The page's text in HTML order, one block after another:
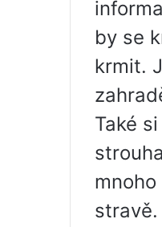
by se
krmit.
Také
stravě.